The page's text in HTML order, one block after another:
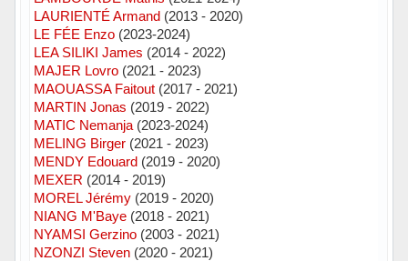
LAURIENTÉ Armand(2013 - 2020)
LE FÉE Enzo(2023-2024)
LEA SILIKI James (2014 - 2022)
MAJER Lovro(2021 - 2023)
MAOUASSA Faitout(2017 - 2021)
MARTIN Jonas (2019 - 2022)
MATIC Nemanja(2023-2024)
MELING Birger(2021 - 2023)
MENDY Edouard(2019 - 2020)
MEXER (2014 - 2019)
MOREL Jérémy(2019 - 2020)
NIANG M'Baye(2018 - 2021)
NYAMSI Gerzino(2003 - 2021)
NZONZI Steven(2020 - 2021)